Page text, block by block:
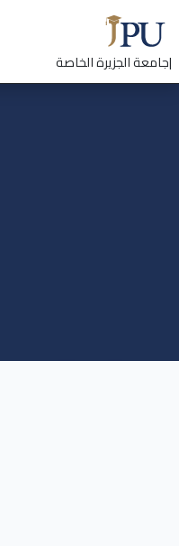
|جامعة الجزيرة الخاصة